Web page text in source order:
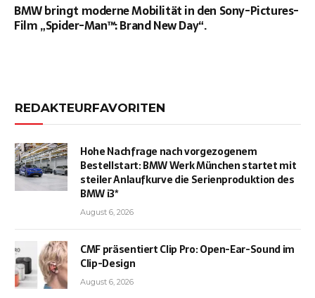
BMW bringt moderne Mobilität in den Sony-Pictures-
Film „Spider-Man™: Brand New Day“.
REDAKTEURFAVORITEN
Hohe Nachfrage nach vorgezogenem
Bestellstart: BMW Werk München startet mit
steiler Anlaufkurve die Serienproduktion des
BMW i3*
August 6, 2026
CMF präsentiert Clip Pro: Open-Ear-Sound im
Clip-Design
August 6, 2026